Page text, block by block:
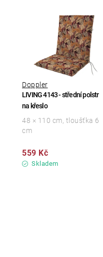
LIVING 4143 - střední polstr
na křeslo
Doppler
Skladem
559 Kč
48 × 110 cm, tloušťka 6
cm